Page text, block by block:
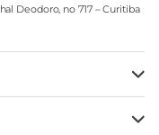
Deodoro, no 717 – Curitiba